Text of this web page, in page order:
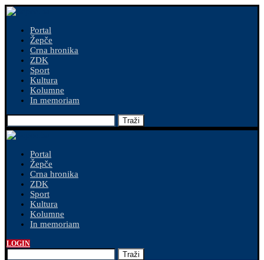
Portal
Žepče
Crna hronika
ZDK
Sport
Kultura
Kolumne
In memoriam
Traži
Portal
Žepče
Crna hronika
ZDK
Sport
Kultura
Kolumne
In memoriam
LOGIN
Traži